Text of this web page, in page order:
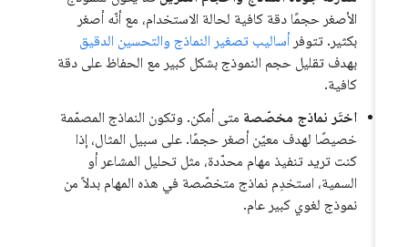
الأصغر حجمًا دقة كافية لحالة الاستخدام، مع أنّه أصغر
بكثير. تتوفرأساليب تصغير النماذج والتحسين الدقيق
بهدف تقليل حجم النموذج بشكل كبير مع الحفاظ على دقة
كافية.
اختَر نماذج مخصّصةمتى أمكن. وتكون النماذج المصمّمة
خصيصًا لهدف معيّن أصغر حجمًا. على سبيل المثال، إذا
كنت تريد تنفيذ مهام محدّدة، مثل تحليل المشاعر أو
السمية، استخدِم نماذج متخصّصة في هذه المهام بدلاً من
نموذج لغوي كبير عام.